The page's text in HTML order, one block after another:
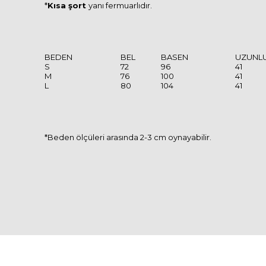
*Kısa şort yanı fermuarlıdır.
BEDEN BEL BASEN
S
72 96
41
M
76 100
41
L
80 104 41
*Beden ölçüleri arasında 2-3 cm oynayabilir.